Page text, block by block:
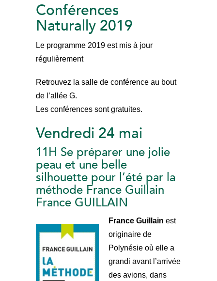
Conférences
Naturally 2019
Le programme 2019 est mis à jour
régulièrement
Retrouvez la salle de conférence au bout
de l’allée G.
Les conférences sont gratuites.
Vendredi 24 mai
11H Se préparer une jolie
peau et une belle
silhouette pour l’été par la
méthode France Guillain
France GUILLAIN
France Guillain est
originaire de
Polynésie où elle a
grandi avant l’arrivée
des avions, dans